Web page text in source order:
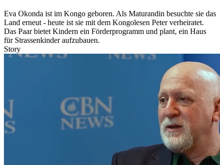
Eva Okonda ist im Kongo geboren. Als Maturandin besuchte sie das
Land erneut - heute ist sie mit dem Kongolesen Peter verheiratet.
Das Paar bietet Kindern ein Förderprogramm und plant, ein Haus
für Strassenkinder aufzubauen.
Story